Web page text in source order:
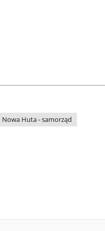
Nowa Huta - samorząd